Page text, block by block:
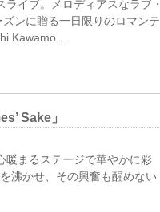
イブ。メロディアスなラブ・
ンに贈る一日限りのロマンテ
Kawamo …
Sake」
まるステージで華やかに彩
沸かせ、その興奮も醒めない